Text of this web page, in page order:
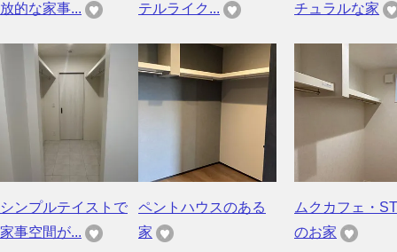
放的な家事...
テルライク...
チュラルな家
シンプルテイストで
家事空間が...
ペントハウスのある
家
ムクカフェ・
のお家